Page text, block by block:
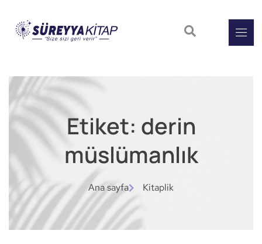
Etiket: derin
müslümanlık
Ana sayfa Kitaplik